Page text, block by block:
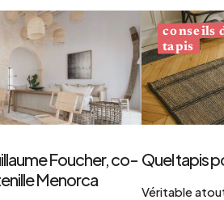
Foucher, co-
Menorca
conseils
tapis
Quel tapis
Véritable